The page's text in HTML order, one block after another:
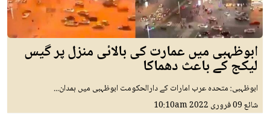
ابوظہبی میں عمارت کی بالائی منزل پر گیس
لیکج کے باعث دھماکا
ابوظہبی: متحدہ عرب امارات کے دارالحکومت ابوظہبی میں ہمدان...
شائع09 فروری 2022 10:10am